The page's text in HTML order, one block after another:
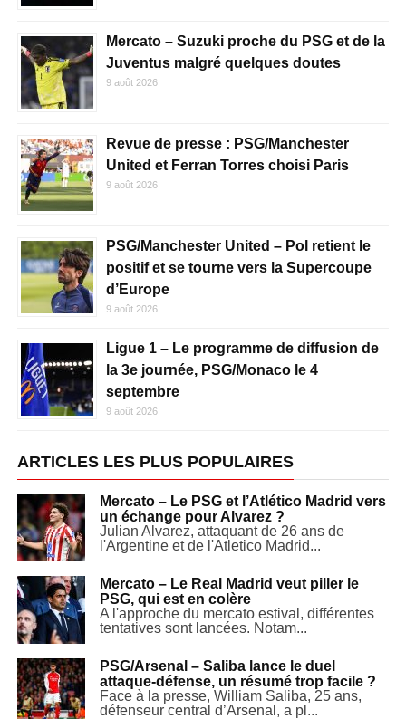
Mercato – Suzuki proche du PSG et de la
Juventus malgré quelques doutes
9 août 2026
Revue de presse : PSG/Manchester
United et Ferran Torres choisi Paris
9 août 2026
PSG/Manchester United – Pol retient le
positif et se tourne vers la Supercoupe
d’Europe
9 août 2026
Ligue 1 – Le programme de diffusion de
la 3e journée, PSG/Monaco le 4
septembre
9 août 2026
ARTICLES LES PLUS POPULAIRES
Mercato – Le PSG et l’Atlético Madrid vers
un échange pour Alvarez ?
Julian Alvarez, attaquant de 26 ans de
l'Argentine et de l'Atletico Madrid...
Mercato – Le Real Madrid veut piller le
PSG, qui est en colère
A l'approche du mercato estival, différentes
tentatives sont lancées. Notam...
PSG/Arsenal – Saliba lance le duel
attaque-défense, un résumé trop facile ?
Face à la presse, William Saliba, 25 ans,
défenseur central d’Arsenal, a pl...